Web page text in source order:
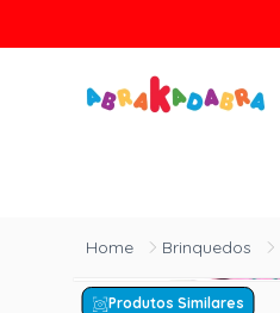
Brinquedos
Produtos Similares